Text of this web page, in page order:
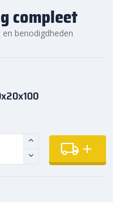
compleet
benodigdheden